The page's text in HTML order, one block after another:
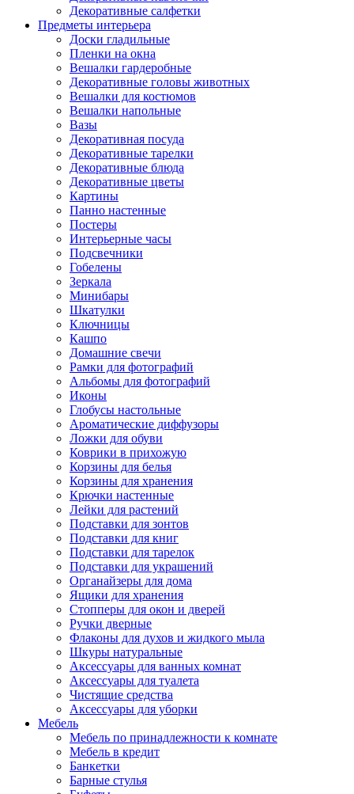
Декоративные салфетки
Предметы интерьера
Доски гладильные
Пленки на окна
Вешалки гардеробные
Декоративные головы животных
Вешалки для костюмов
Вешалки напольные
Вазы
Декоративная посуда
Декоративные тарелки
Декоративные блюда
Декоративные цветы
Картины
Панно настенные
Постеры
Интерьерные часы
Подсвечники
Гобелены
Зеркала
Минибары
Шкатулки
Ключницы
Кашпо
Домашние свечи
Рамки для фотографий
Альбомы для фотографий
Иконы
Глобусы настольные
Ароматические диффузоры
Ложки для обуви
Коврики в прихожую
Корзины для белья
Корзины для хранения
Крючки настенные
Лейки для растений
Подставки для зонтов
Подставки для книг
Подставки для тарелок
Подставки для украшений
Органайзеры для дома
Ящики для хранения
Стопперы для окон и дверей
Ручки дверные
Флаконы для духов и жидкого мыла
Шкуры натуральные
Аксессуары для ванных комнат
Аксессуары для туалета
Чистящие средства
Аксессуары для уборки
Мебель
Мебель по принадлежности к комнате
Мебель в кредит
Банкетки
Барные стулья